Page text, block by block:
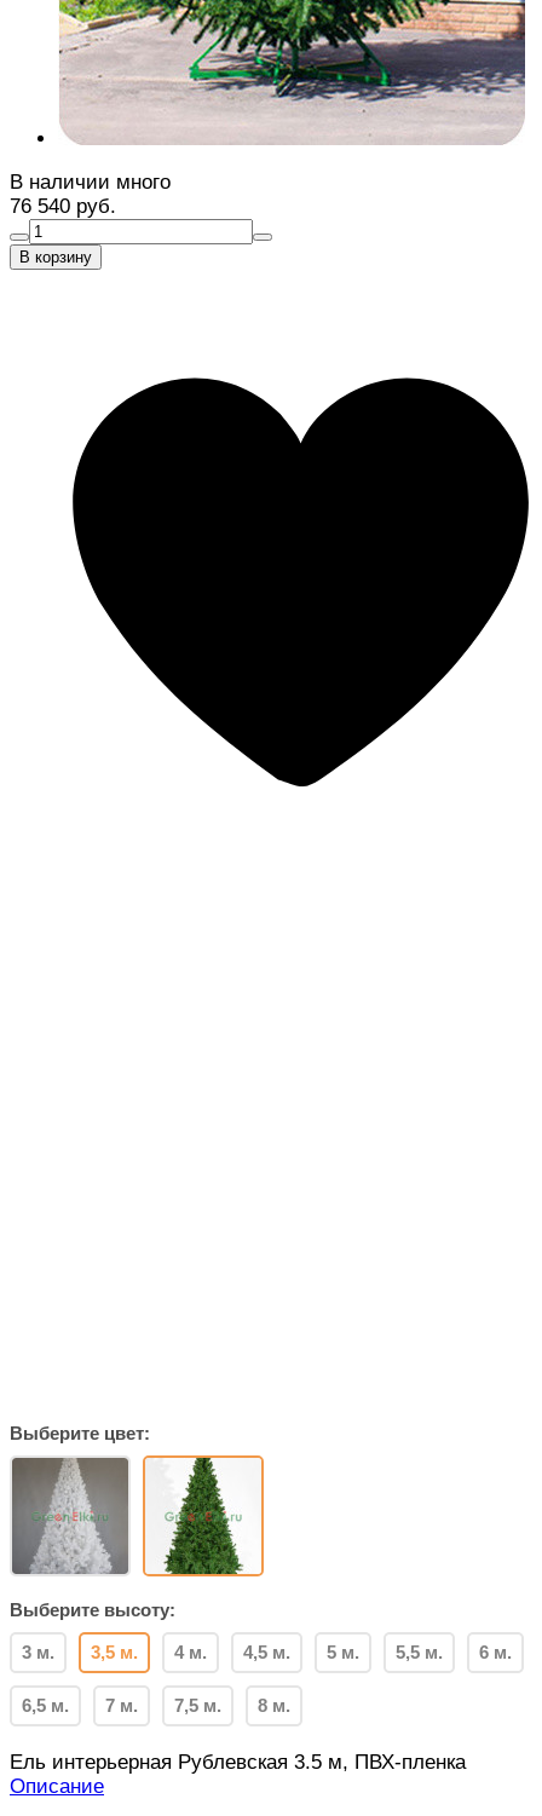
В наличии много
76 540 руб.
В корзину
Выберите цвет:
Выберите высоту:
3 м. 3,5 м. 4 м. 4,5 м. 5 м. 5,5 м. 6 м.
6,5 м. 7 м. 7,5 м. 8 м.
Ель интерьерная Рублевская 3.5 м, ПВХ-пленка
Описание